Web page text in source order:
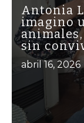
Antonia
imagino
sin
abril 16, 2026